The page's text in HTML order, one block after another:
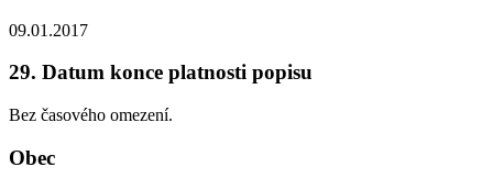
09.01.2017
29. Datum konce platnosti popisu
Bez časového omezení.
Obec